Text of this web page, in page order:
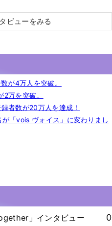
ビューをみる
が4万人を突破。
万を突破。
者数が20万人を達成！
「vois ヴォイス」に変わりまし
」インタビュー
0